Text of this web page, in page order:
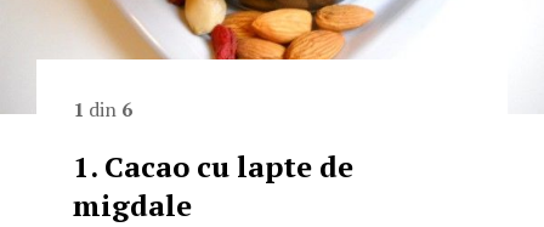
1 din 6
1. Cacao cu lapte de
migdale